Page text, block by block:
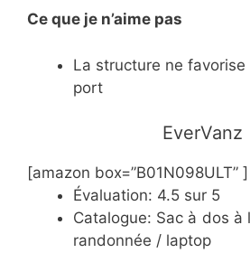
Ce que je n’aime pas
La structure ne
port
​EverVanz
[amazon box=”B01N098ULT” ]
Évaluation: 4.5 sur 5
Catalogue: Sac à dos
randonnée / laptop